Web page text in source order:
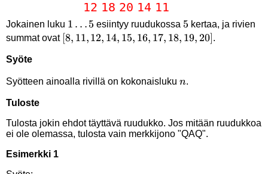
Jokainen luku 1
\ldots
1 …5 esiintyy ruudukossa 5
5 kertaa, ja rivien
summat ovat [8,11,12,14,15,16,17,18,19,20]
[8, 11,12, 14, 15, 16, 17, 18, 19, 20] .
Syöte
Syötteen ainoalla rivillä on kokonaisluku n
n.
Tuloste
Tulosta jokin ehdot täyttävä ruudukko. Jos mitään ruudukkoa
ei ole olemassa, tulosta vain merkkijono "QAQ".
Esimerkki 1